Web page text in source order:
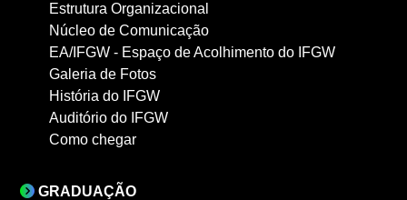
Estrutura Organizacional
Núcleo de Comunicação
EA/IFGW - Espaço de Acolhimento do IFGW
Galeria de Fotos
História do IFGW
Auditório do IFGW
Como chegar
GRADUAÇÃO